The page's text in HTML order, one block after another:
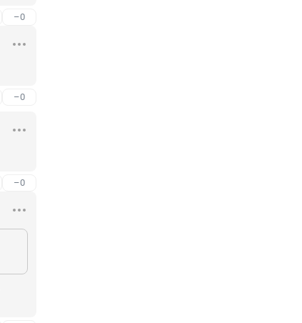
–0
–0
–0